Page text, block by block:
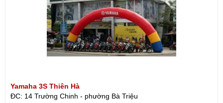
Yamaha 3S Thiên Hà
ĐC: 14 Trường Chinh - phường Bà Triệu